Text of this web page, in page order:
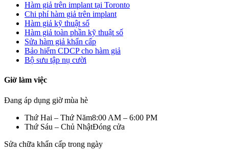
Hàm giả trên implant tại Toronto
Chi phí hàm giả trên implant
Hàm giả kỹ thuật số
Hàm giả toàn phần kỹ thuật số
Sửa hàm giả khẩn cấp
Bảo hiểm CDCP cho hàm giả
Bộ sưu tập nụ cười
Giờ làm việc
Đang áp dụng giờ mùa hè
Thứ Hai – Thứ Năm8:00 AM – 6:00 PM
Thứ Sáu – Chủ NhậtĐóng cửa
Sửa chữa khẩn cấp trong ngày